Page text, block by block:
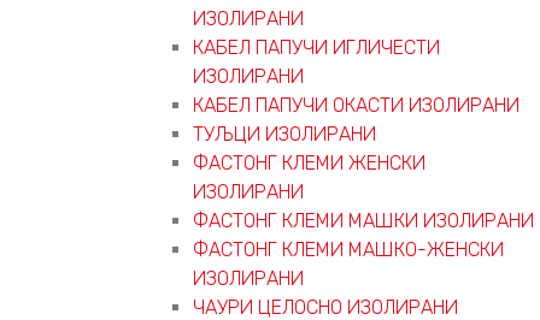
ИЗОЛИРАНИ
КАБЕЛ ПАПУЧИ ИГЛИЧЕСТИ
ИЗОЛИРАНИ
КАБЕЛ ПАПУЧИ ОКАСТИ ИЗОЛИРАНИ
ТУЉЦИ ИЗОЛИРАНИ
ФАСТОНГ КЛЕМИ ЖЕНСКИ
ИЗОЛИРАНИ
ФАСТОНГ КЛЕМИ МАШКИ ИЗОЛИРАНИ
ФАСТОНГ КЛЕМИ МАШКO-ЖЕНСКИ
ИЗОЛИРАНИ
ЧАУРИ ЦЕЛОСНО ИЗОЛИРАНИ